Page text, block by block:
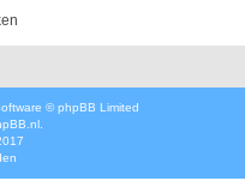
© phpBB Limited